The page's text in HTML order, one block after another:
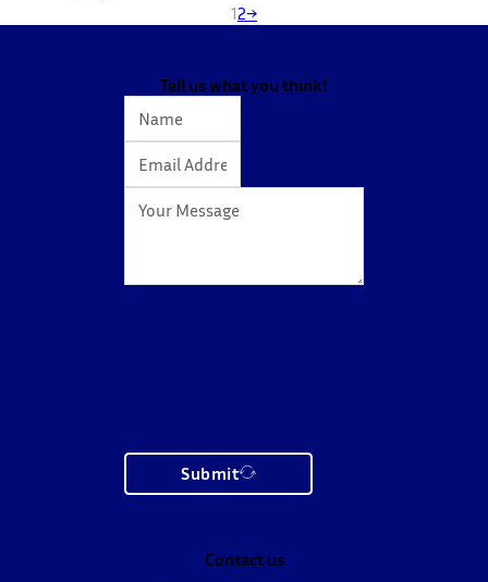
12→
Tell us what you think!
Submit
Contact us